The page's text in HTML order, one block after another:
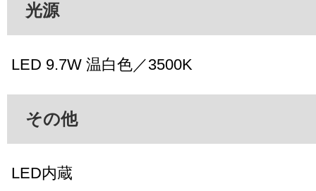
光源
LED 9.7W 温白色／3500K
その他
LED内蔵